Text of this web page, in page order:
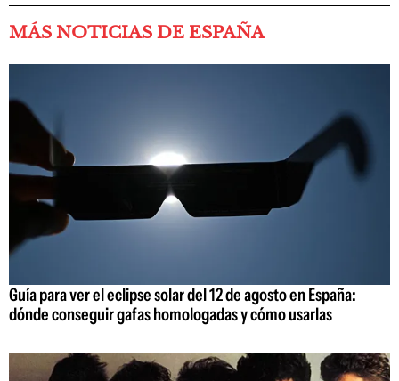
MÁS NOTICIAS DE ESPAÑA
Guía para ver el eclipse solar del 12 de agosto en España:
dónde conseguir gafas homologadas y cómo usarlas